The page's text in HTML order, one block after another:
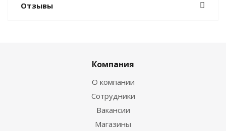
Отзывы
Компания
О компании
Сотрудники
Вакансии
Магазины